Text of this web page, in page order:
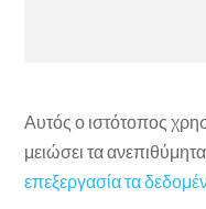
Αυτός ο ιστότοπος
μειώσει τα
επεξεργασία τα